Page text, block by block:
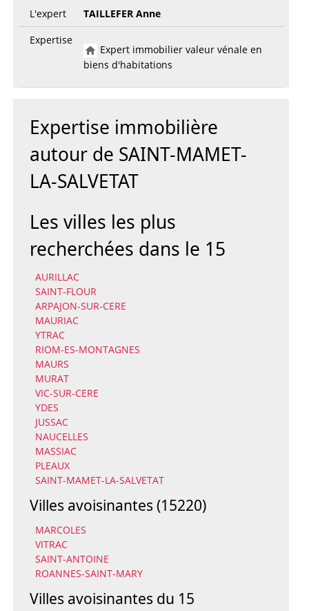
L'expert
TAILLEFER Anne
Expertise
Expert immobilier valeur vénale en
biens d'habitations
Expertise immobilière
autour de SAINT-MAMET-
LA-SALVETAT
Les villes les plus
recherchées dans le 15
AURILLAC
SAINT-FLOUR
ARPAJON-SUR-CERE
MAURIAC
YTRAC
RIOM-ES-MONTAGNES
MAURS
MURAT
VIC-SUR-CERE
YDES
JUSSAC
NAUCELLES
MASSIAC
PLEAUX
SAINT-MAMET-LA-SALVETAT
Villes avoisinantes (15220)
MARCOLES
VITRAC
SAINT-ANTOINE
ROANNES-SAINT-MARY
Villes avoisinantes du 15